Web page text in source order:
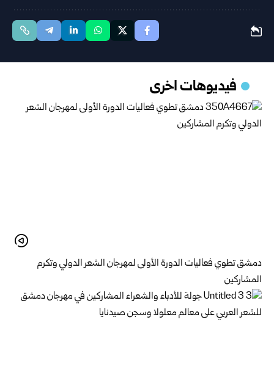
فيديوهات اخرى
دمشق تطوي فعاليات الدورة الأولى لمهرجان الشعر الدولي وتكرم
المشاركين